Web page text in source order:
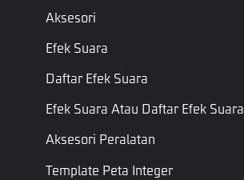
Aksesori
Efek Suara
Daftar Efek Suara
Efek Suara Atau Daftar Efek Suara
Aksesori Peralatan
Template Peta Integer